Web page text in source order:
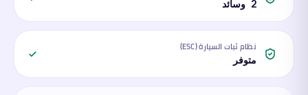
2 وسائد
نظام ثبات السيارة (ESC)
متوفر